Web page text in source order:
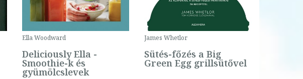
Ella Woodward
Deliciously Ella -
Smoothie-k és
gyümölcslevek
James Whetlor
Sütés-főzés a Big
Green Egg grillsütővel